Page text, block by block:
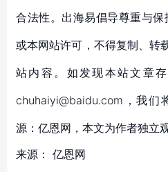
合法性。出海易倡导尊重与
或本网站许可，不得复制、转
站内容。如发现本站文章
chuhaiyi@baidu.com，我
源：亿恩网，本文为作者独立
来源： 亿恩网